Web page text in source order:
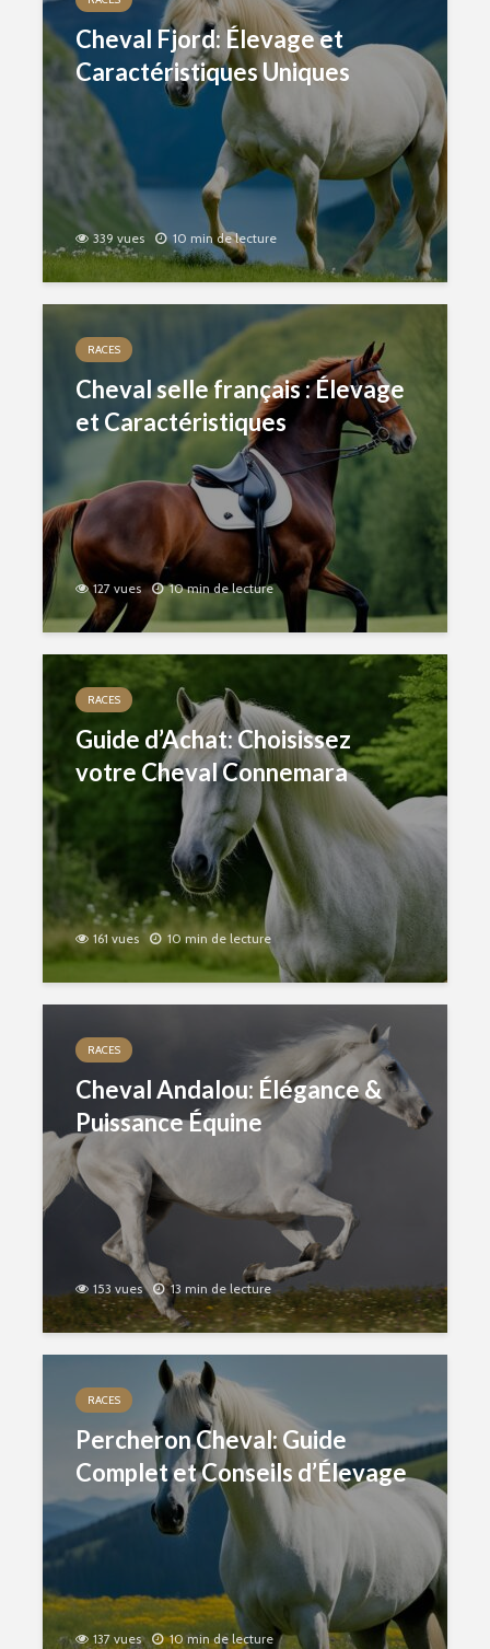
Cheval Fjord: Élevage et
Caractéristiques Uniques
339 vues 10 min de lecture
RACES
Cheval selle français : Élevage
et Caractéristiques
127 vues 10 min de lecture
RACES
Guide d’Achat: Choisissez
votre Cheval Connemara
161 vues 10 min de lecture
RACES
Cheval Andalou: Élégance &
Puissance Équine
153 vues 13 min de lecture
RACES
Percheron Cheval: Guide
Complet et Conseils d’Élevage
137 vues 10 min de lecture